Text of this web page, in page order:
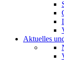
Aktuelles